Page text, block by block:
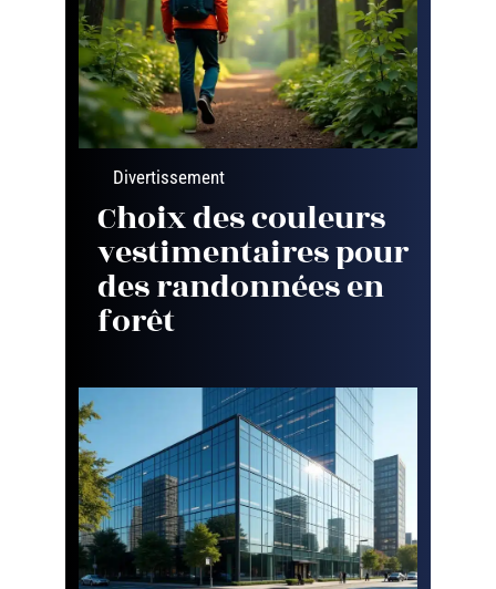
Divertissement
Choix des couleurs
vestimentaires pour
des randonnées en
forêt